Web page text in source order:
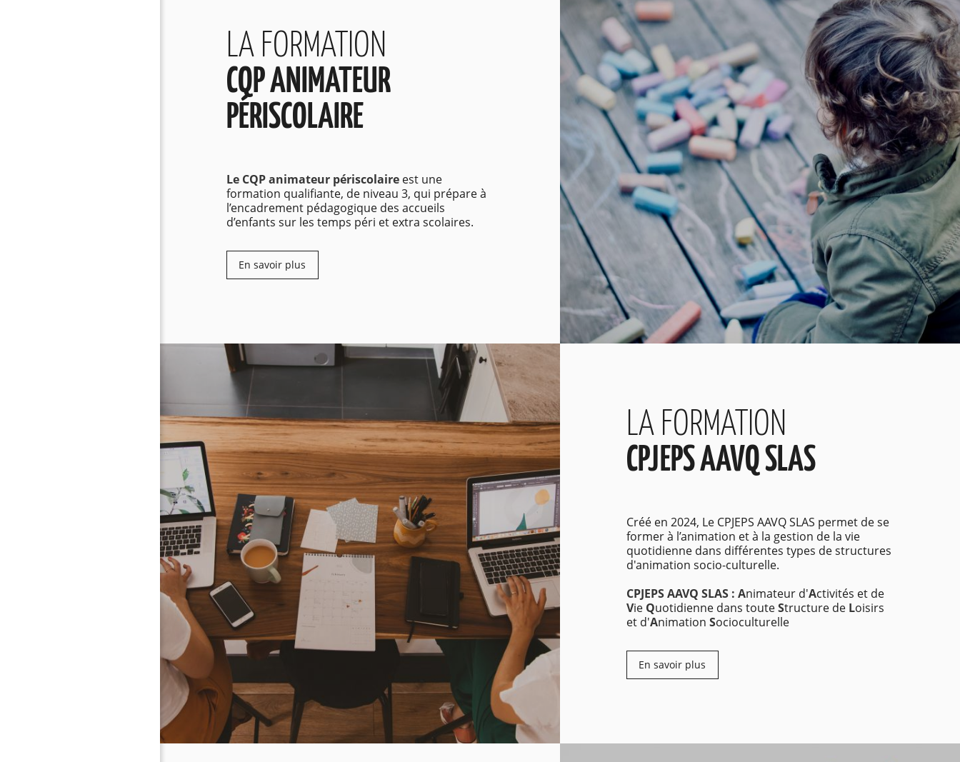
LA FORMATION
CQP ANIMATEUR
PÉRISCOLAIRE
Le CQP animateur périscolaire est une
formation qualifiante, de niveau 3, qui prépare à
l’encadrement pédagogique des accueils
d’enfants sur les temps péri et extra scolaires.
En savoir plus
LA FORMATION
CPJEPS AAVQ SLAS
Créé en 2024, Le CPJEPS AAVQ SLAS permet de se
former à l’animation et à la gestion de la vie
quotidienne dans différentes types de structures
d'animation socio-culturelle.
CPJEPS AAVQ SLAS : Animateur d'Activités et de
Vie Quotidienne dans touteStructure de Loisirs
et d'AnimationSocioculturelle
En savoir plus